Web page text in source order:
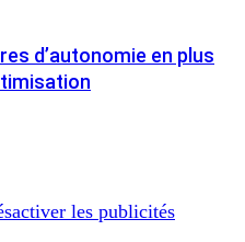
d’autonomie en plus